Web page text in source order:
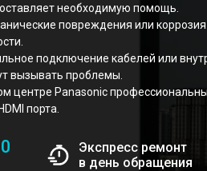
необходимую помощь.
повреждения или
подключение кабелей или
вызывать проблемы.
центре Panasonic
порта.
Экспресс ремонт
в день обращения